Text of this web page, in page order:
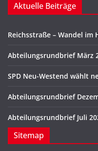
Aktuelle Beiträge
Reichsstraße – Wandel im
Abteilungsrundbrief März
SPD Neu-Westend wählt
Abteilungsrundbrief
Abteilungsrundbrief Juli
Sitemap